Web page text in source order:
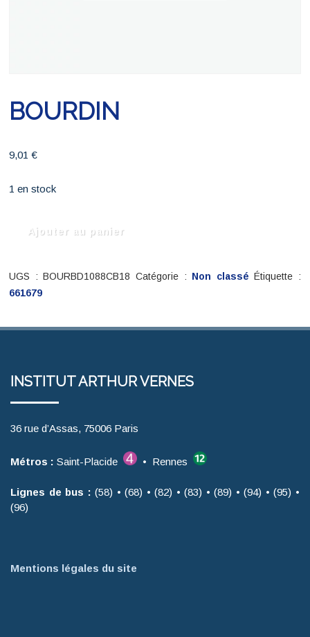
BOURDIN
9,01€
1 en stock
Ajouter au panier
UGS :BOURBD1088CB18 Catégorie : Non classé Étiquette :
661679
INSTITUT ARTHUR VERNES
36 rue d’Assas, 75006 Paris
Métros : Saint-Placide • Rennes
Lignes de bus : (58) • (68) • (82) • (83) • (89) • (94) • (95) •
(96)
Mentions légales du site